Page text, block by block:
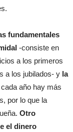
fundamentales
-consiste en
a los primeros
a los jubilados- y la
año hay más
por lo que la
Otro
el dinero